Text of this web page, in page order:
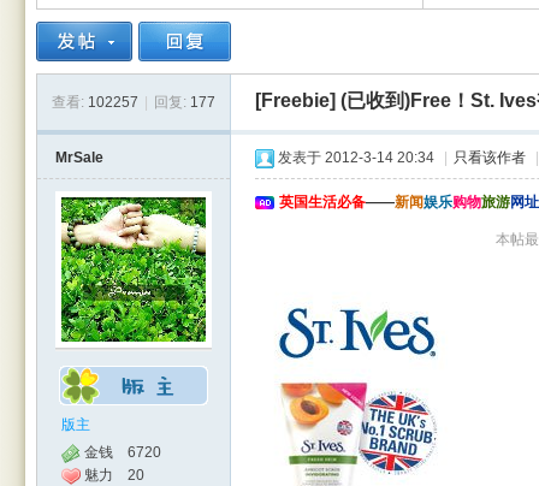
特华
查看: 102257 回复: 177 [Freebie] (已收到)Free！St.
MrSale
版主
金钱
6720
魅力
20
发表于 2012-3-14 20:34 只看该作者
英国生活必备——新闻娱乐购物旅游网
本帖